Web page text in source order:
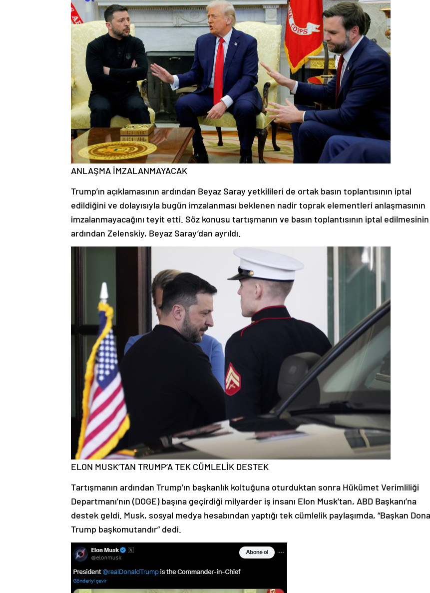
ANLAŞMA İMZALANMAYACAK
Trump’ın açıklamasının ardından Beyaz Saray yetkilileri de ortak basın toplantısının iptal
edildiğini ve dolayısıyla bugün imzalanması beklenen nadir toprak elementleri anlaşmasının
imzalanmayacağını teyit etti. Söz konusu tartışmanın ve basın toplantısının iptal edilmesinin
ardından Zelenskiy, Beyaz Saray’dan ayrıldı.
ELON MUSK’TAN TRUMP’A TEK CÜMLELİK DESTEK
Tartışmanın ardından Trump’ın başkanlık koltuğuna oturduktan sonra Hükümet Verimliliği
Departmanı’nın (DOGE) başına geçirdiği milyarder iş insanı Elon Musk’tan, ABD Başkanı’na
destek geldi. Musk, sosyal medya hesabından yaptığı tek cümlelik paylaşımda, “Başkan
Trump başkomutandır” dedi.